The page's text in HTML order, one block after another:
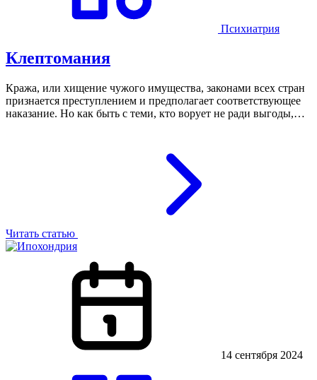
Психиатрия
Клептомания
Кража, или хищение чужого имущества, законами всех стран
признается преступлением и предполагает соответствующее
наказание. Но как быть с теми, кто ворует не ради выгоды,…
Читать статью
14 сентября 2024